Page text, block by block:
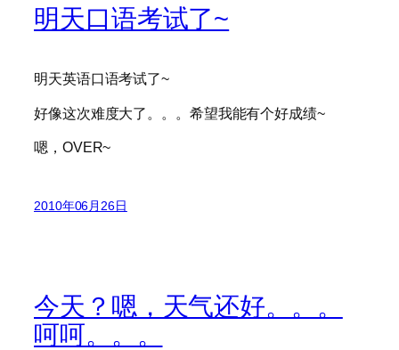
明天口语考试了~
明天英语口语考试了~
好像这次难度大了。。。希望我能有个好成绩~
嗯，OVER~
2010年06月26日
今天？嗯，天气还好。。。
呵呵。。。